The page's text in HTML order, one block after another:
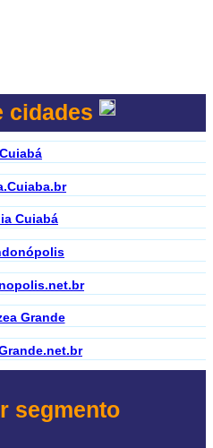
cidades
Cuiabá
Cuiabá
Grande
segmento